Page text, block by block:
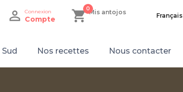
 Connexion
Compte shopping_cart Mis antojos
0
Français
Nos recettes Nous contacter